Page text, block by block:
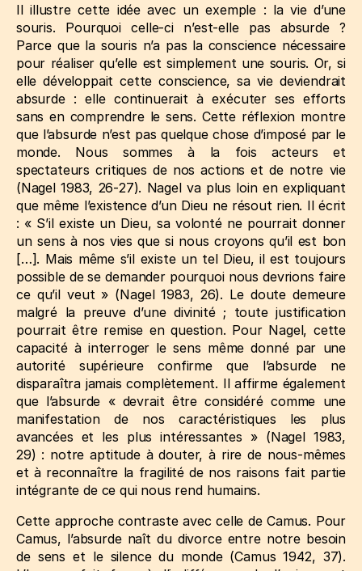
Il illustre cette idée avec un exemple : la vie d’une
souris. Pourquoi celle-ci n’est-elle pas absurde ?
Parce que la souris n’a pas la conscience nécessaire
pour réaliser qu’elle est simplement une souris. Or, si
elle développait cette conscience, sa vie deviendrait
absurde : elle continuerait à exécuter ses efforts
sans en comprendre le sens. Cette réflexion montre
que l’absurde n’est pas quelque chose d’imposé par le
monde. Nous sommes à la fois acteurs et
spectateurs critiques de nos actions et de notre vie
(Nagel 1983, 26‑27). Nagel va plus loin en expliquant
que même l’existence d’un Dieu ne résout rien. Il écrit
: « S’il existe un Dieu, sa volonté ne pourrait donner
un sens à nos vies que si nous croyons qu’il est bon
[…]. Mais même s’il existe un tel Dieu, il est toujours
possible de se demander pourquoi nous devrions faire
ce qu’il veut » (Nagel 1983, 26). Le doute demeure
malgré la preuve d’une divinité ; toute justification
pourrait être remise en question. Pour Nagel, cette
capacité à interroger le sens même donné par une
autorité supérieure confirme que l’absurde ne
disparaîtra jamais complètement. Il affirme également
que l’absurde « devrait être considéré comme une
manifestation de nos caractéristiques les plus
avancées et les plus intéressantes » (Nagel 1983,
29) : notre aptitude à douter, à rire de nous-mêmes
et à reconnaître la fragilité de nos raisons fait partie
intégrante de ce qui nous rend humains.
Cette approche contraste avec celle de Camus. Pour
Camus, l’absurde naît du divorce entre notre besoin
de sens et le silence du monde (Camus 1942, 37).